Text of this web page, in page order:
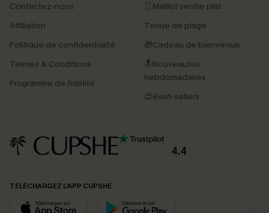
Contactez-nous
Affiliation
Politique de confidentialité
Termes & Conditions
Programme de fidélité
🩱Maillot ventre plat
Tenue de plage
🎁Cadeau de bienvenue
🔝Nouveautés
hebdomadaires
😍Best-sellers
4.4
TÉLÉCHARGEZ L’APP CUPSHE
PROFITEZ DE -15%
-15% dès 2 Achetés par E-mail